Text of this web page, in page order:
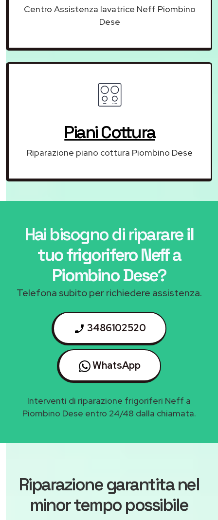
Centro Assistenza lavatrice Neff Piombino
Dese
Piani Cottura
Riparazione piano cottura Piombino Dese
Hai bisogno di riparareil
tuo frigorifero Neff a
Piombino Dese?
Telefona subito per richiedere assistenza.
3486102520
WhatsApp
Interventi di riparazione frigoriferi Neff a
Piombino Dese entro 24/48 dalla chiamata.
Riparazione garantita nel
minor tempo possibile